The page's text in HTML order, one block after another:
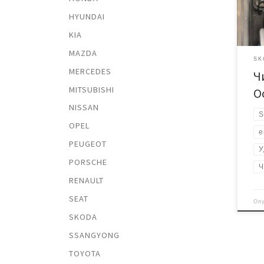
HYUNDAI
KIA
MAZDA
MERCEDES
MITSUBISHI
NISSAN
OPEL
PEUGEOT
PORSCHE
RENAULT
SEAT
SKODA
SSANGYONG
TOYOTA